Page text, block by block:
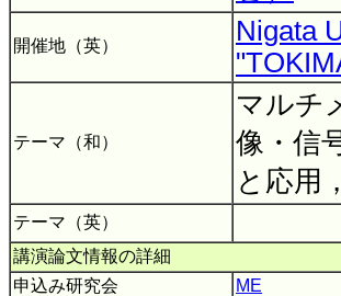
開催地（英）
Nigata
テーマ（和）
マルチ
像・信
と応用
テーマ（英）
講演論文情報の詳細
申込み研究会
ME